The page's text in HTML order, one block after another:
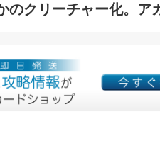
のクリーチャー化。ア